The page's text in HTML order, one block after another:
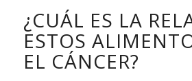
¿CUÁL ES LA
ESTOS
EL CÁNCER?